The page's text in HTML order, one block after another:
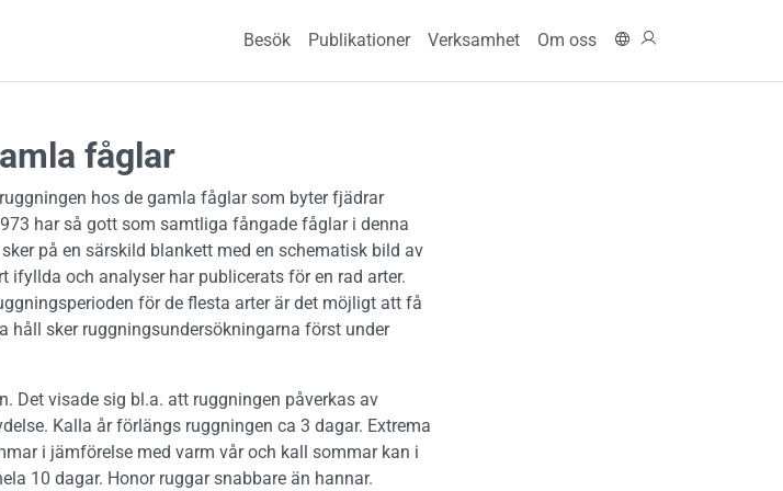
In English
Main navigation
Besök Publikationer Verksamhet Om oss
fåglar
hos de gamla fåglar som byter fjädrar
har så gott som samtliga fångade fåglar i denna
på en särskild blankett med en schematisk bild av
ifyllda och analyser har publicerats för en rad arter.
för de flesta arter är det möjligt att få
håll sker ruggningsundersökningarna först under
Det visade sig bl.a. att ruggningen påverkas av
Kalla år förlängs ruggningen ca 3 dagar. Extrema
i jämförelse med varm vår och kall sommar kan i
10 dagar. Honor ruggar snabbare än hannar.